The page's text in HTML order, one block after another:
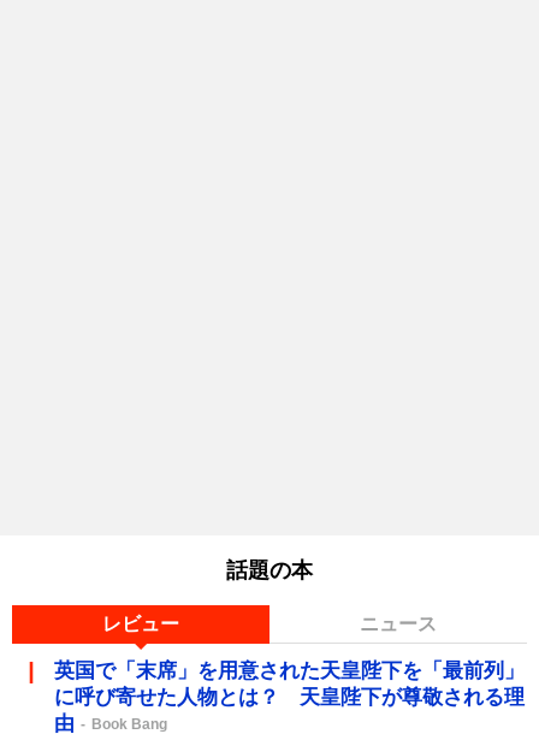
話題の本
レビュー ニュース
英国で「末席」を用意された天皇陛下を「最前列」
に呼び寄せた人物とは？ 天皇陛下が尊敬される理
由
Book Bang